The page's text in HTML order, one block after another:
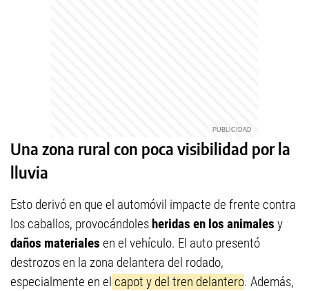
Una zona rural con poca visibilidad por la
lluvia
Esto derivó en que el automóvil impacte de frente contra
los caballos, provocándolesheridas en los animales y
daños materiales en el vehículo. El auto presentó
destrozos en la zona delantera del rodado,
especialmente en el capot y del tren delantero. Además,